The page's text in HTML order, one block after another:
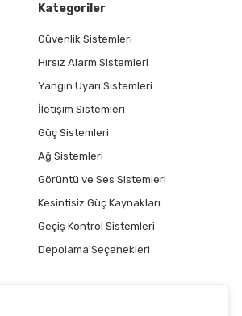
Kategoriler
Güvenlik Sistemleri
Hırsız Alarm Sistemleri
Yangın Uyarı Sistemleri
İletişim Sistemleri
Güç Sistemleri
Ağ Sistemleri
Görüntü ve Ses Sistemleri
Kesintisiz Güç Kaynakları
Geçiş Kontrol Sistemleri
Depolama Seçenekleri